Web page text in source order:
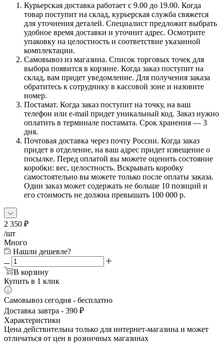
Курьерская доставка работает с 9.00 до 19.00. Когда
товар поступит на склад, курьерская служба свяжется
для уточнения деталей. Специалист предложит выбрать
удобное время доставки и уточнит адрес. Осмотрите
упаковку на целостность и соответствие указанной
комплектации.
Самовывоз из магазина. Список торговых точек для
выбора появится в корзине. Когда заказ поступит на
склад, вам придет уведомление. Для получения заказа
обратитесь к сотруднику в кассовой зоне и назовите
номер.
Постамат. Когда заказ поступит на точку, на ваш
телефон или e-mail придет уникальный код. Заказ нужно
оплатить в терминале постамата. Срок хранения — 3
дня.
Почтовая доставка через почту России. Когда заказ
придет в отделение, на ваш адрес придет извещение о
посылке. Перед оплатой вы можете оценить состояние
коробки: вес, целостность. Вскрывать коробку
самостоятельно вы можете только после оплаты заказа.
Один заказ может содержать не больше 10 позиций и
его стоимость не должна превышать 100 000 р.
2 350 ₽
/шт
Много
Нашли дешевле?
В корзину
Купить в 1 клик
Самовывоз сегодня - бесплатно
Доставка завтра - 390 ₽
Характеристики
Цена действительна только для интернет-магазина и может
отличаться от цен в розничных магазинах